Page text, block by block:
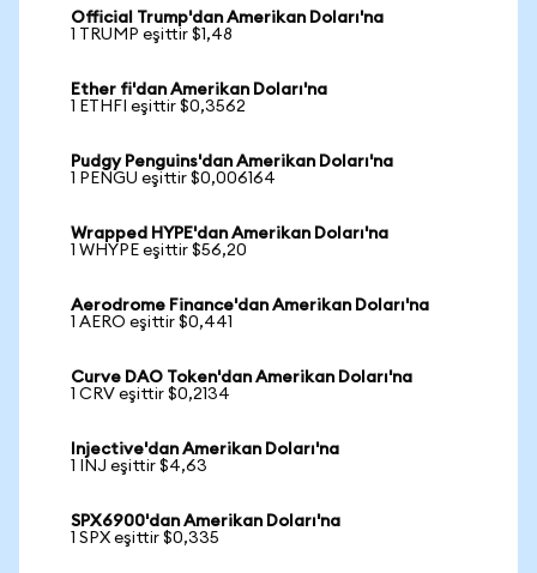
Official Trump'dan Amerikan Doları'na
1 TRUMP eşittir $1,48
Ether fi'dan Amerikan Doları'na
1 ETHFI eşittir $0,3562
Pudgy Penguins'dan Amerikan Doları'na
1 PENGU eşittir $0,006164
Wrapped HYPE'dan Amerikan Doları'na
1 WHYPE eşittir $56,20
Aerodrome Finance'dan Amerikan Doları'na
1 AERO eşittir $0,441
Curve DAO Token'dan Amerikan Doları'na
1 CRV eşittir $0,2134
Injective'dan Amerikan Doları'na
1 INJ eşittir $4,63
SPX6900'dan Amerikan Doları'na
1 SPX eşittir $0,335